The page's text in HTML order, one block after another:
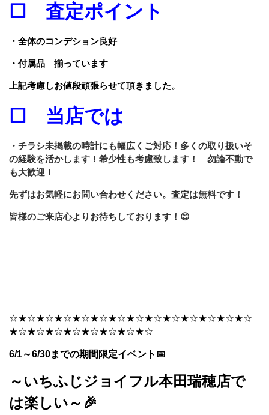
☐ 査定ポイント
・全体のコンデション良好
・付属品 揃っています
上記考慮しお値段頑張らせて頂きました。
☐ 当店では
・チラシ未掲載の時計にも幅広くご対応！多くの取り扱いそ
の経験を活かします！希少性も考慮致します！ 勿論不動で
も大歓迎！
先ずはお気軽にお問い合わせください。 査定は無料です！
皆様のご来店心よりお待ちしております！😊
☆★☆★☆★☆★☆★☆★☆★☆★☆★☆★☆★☆★☆★☆
★☆★☆★☆★☆★☆★☆★☆★☆
6/1～6/30までの期間限定イベント📅
～いちふじジョイフル本田瑞穂店で
は楽しい～🎉